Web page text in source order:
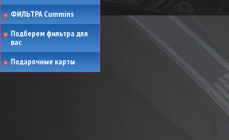
ФИЛЬТРА Cummins
Подберем фильтра для
вас
Подарочные карты